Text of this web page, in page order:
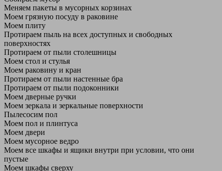
Меняем пакеты в мусорных корзинах
Моем грязную посуду в раковине
Моем плиту
Протираем пыль на всех доступных и свободных
поверхностях
Протираем от пыли столешницы
Моем стол и стулья
Моем раковину и кран
Протираем от пыли настенные бра
Протираем от пыли подоконники
Моем дверные ручки
Моем зеркала и зеркальные поверхности
Пылесосим пол
Моем пол и плинтуса
Моем двери
Моем мусорное ведро
Моем все шкафы и ящики внутри при условии, что они
пустые
Моем шкафы сверху